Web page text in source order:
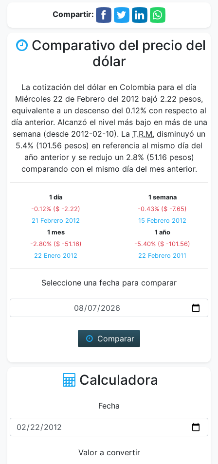
Compartir:
Comparativo del precio del
dólar
La cotización del dólar en Colombia para el día
Miércoles 22 de Febrero del 2012 bajó 2.22 pesos,
equivalente a un descenso del 0.12% con respecto al
día anterior. Alcanzó el nivel más bajo en más de una
semana (desde 2012-02-10). La T.R.M. disminuyó un
5.4% (101.56 pesos) en referencia al mismo día del
año anterior y se redujo un 2.8% (51.16 pesos)
comparando con el mismo día del mes anterior.
1 día
-0.12% ($ -2.22)
21 Febrero 2012
1 semana
-0.43% ($ -7.65)
15 Febrero 2012
1 mes
-2.80% ($ -51.16)
22 Enero 2012
1 año
-5.40% ($ -101.56)
22 Febrero 2011
Seleccione una fecha para comparar
Fecha
Comparar
Calculadora
Fecha
Valor a convertir